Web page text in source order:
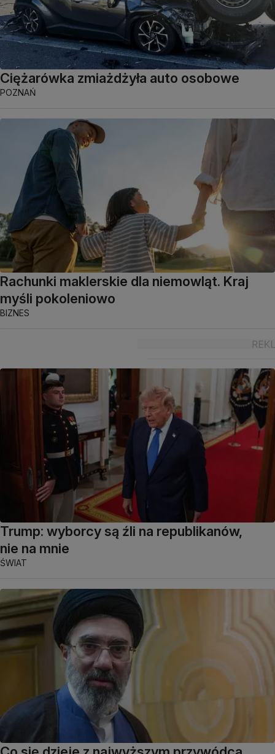
Ciężarówka zmiażdżyła auto osobowe
POZNAŃ
Rachunki maklerskie dla niemowląt. Kraj
myśli pokoleniowo
BIZNES
Trump: wyborcy są źli na republikanów,
nie na mnie
ŚWIAT